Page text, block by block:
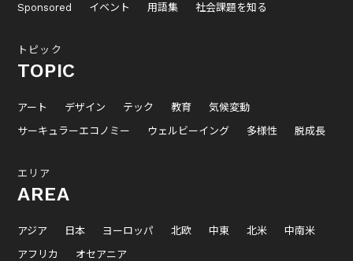
Sponsored
イベント 用語集 社会課題を知る
トピック
TOPIC
アート デザイン テック 教育
気候変動
サーキュラーエコノミー
ウェルビーイング 多様性 脱成長
エリア
AREA
アジア 日本 ヨーロッパ 北欧 中東 北米
中南米
アフリカ
オセアニア